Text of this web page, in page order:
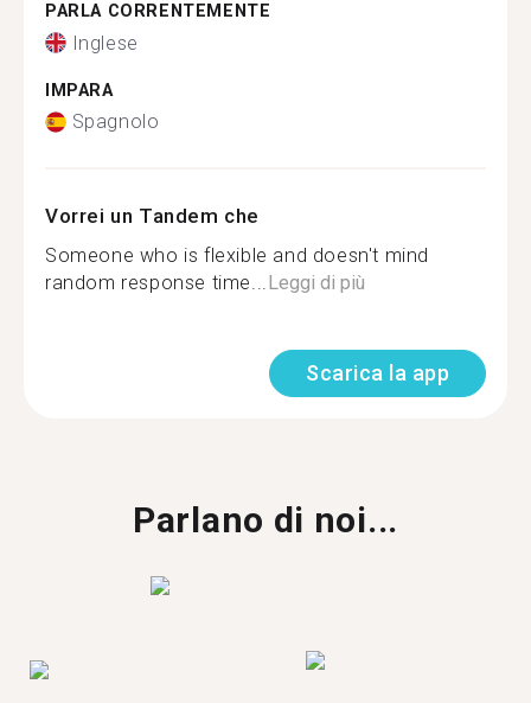
PARLA CORRENTEMENTE
Inglese
IMPARA
Spagnolo
Vorrei un Tandem che
Someone who is flexible and doesn't mind
random response time...Leggi di più
Scarica la app
Parlano di noi...